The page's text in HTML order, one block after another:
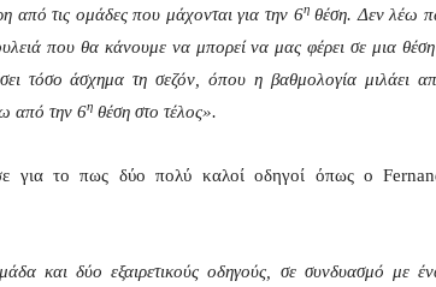
από τις ομάδες που μάχονται για την 6ηθέση. Δεν λέω
που θα κάνουμε να μπορεί να μας φέρει σε μια
τόσο άσχημα τη σεζόν, όπου η βαθμολογία μιλάει
από την 6η θέση στο τέλος».
για το πως δύο πολύ καλοί οδηγοί όπως ο
και δύο εξαιρετικούς οδηγούς, σε συνδυασμό με